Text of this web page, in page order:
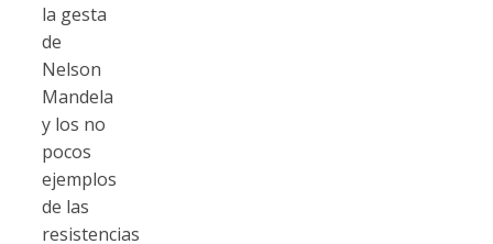
la gesta
de
Nelson
Mandela
y los no
pocos
ejemplos
de las
resistencias